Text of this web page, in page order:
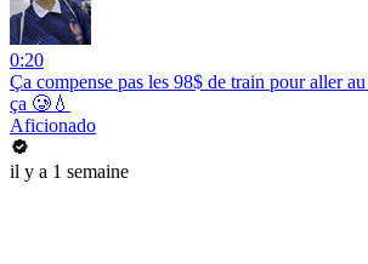
0:20
Ça compense pas les 98$ de train pour aller au
ça 🥲💧
Aficionado
il y a 1 semaine